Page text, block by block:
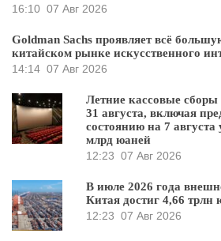
16:10 07 Авг 2026
Goldman Sachs проявляет всё
китайском рынке искусственного
14:14 07 Авг 2026
Летние кассовые
31 августа, включая
состоянию на 7
млрд юаней
12:23 07 Авг 2026
В июле 2026 года
Китая достиг 4,66 трлн
12:23 07 Авг 2026